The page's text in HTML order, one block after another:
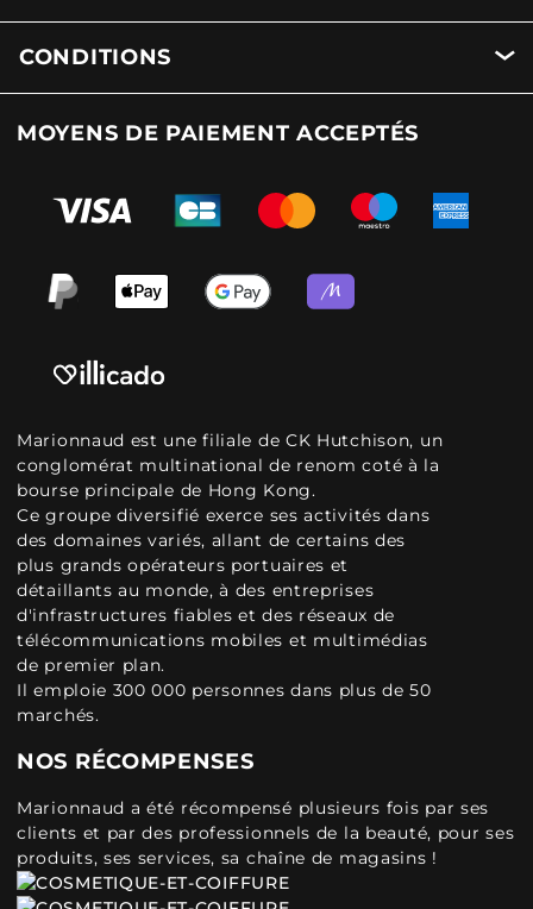
CONDITIONS
MOYENS DE PAIEMENT ACCEPTÉS
Marionnaud est une filiale de CK Hutchison, un
conglomérat multinational de renom coté à la
bourse principale de Hong Kong.
Ce groupe diversifié exerce ses activités dans
des domaines variés, allant de certains des
plus grands opérateurs portuaires et
détaillants au monde, à des entreprises
d'infrastructures fiables et des réseaux de
télécommunications mobiles et multimédias
de premier plan.
Il emploie 300 000 personnes dans plus de 50
marchés.
NOS RÉCOMPENSES
Marionnaud a été récompensé plusieurs fois par ses
clients et par des professionnels de la beauté, pour ses
produits, ses services, sa chaîne de magasins !